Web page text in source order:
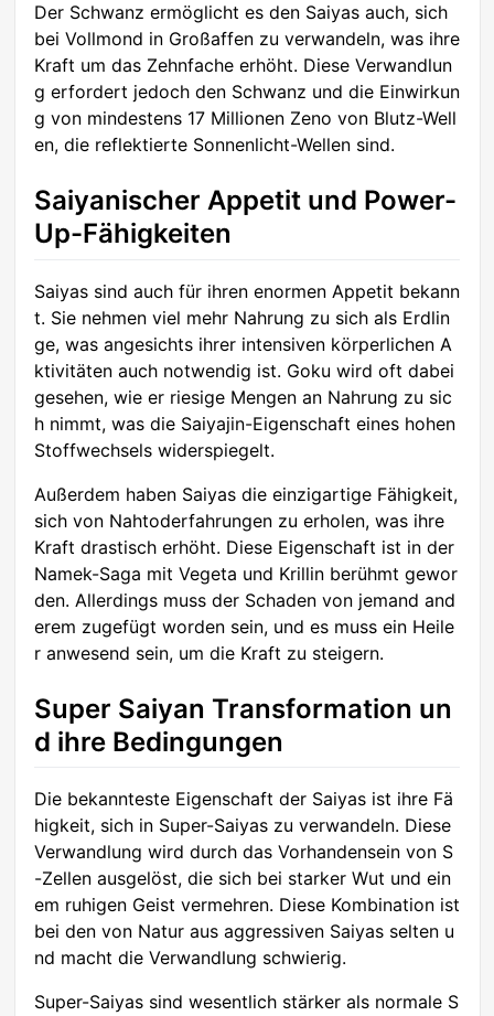
Der Schwanz ermöglicht es den Saiyas auch, sich
bei Vollmond in Großaffen zu verwandeln, was ihre
Kraft um das Zehnfache erhöht. Diese Verwandlun
g erfordert jedoch den Schwanz und die Einwirkun
g von mindestens 17 Millionen Zeno von Blutz-Well
en, die reflektierte Sonnenlicht-Wellen sind.
Saiyanischer Appetit und Power-
Up-Fähigkeiten
Saiyas sind auch für ihren enormen Appetit bekann
t. Sie nehmen viel mehr Nahrung zu sich als Erdlin
ge, was angesichts ihrer intensiven körperlichen A
ktivitäten auch notwendig ist. Goku wird oft dabei
gesehen, wie er riesige Mengen an Nahrung zu sic
h nimmt, was die Saiyajin-Eigenschaft eines hohen
Stoffwechsels widerspiegelt.
Außerdem haben Saiyas die einzigartige Fähigkeit,
sich von Nahtoderfahrungen zu erholen, was ihre
Kraft drastisch erhöht. Diese Eigenschaft ist in der
Namek-Saga mit Vegeta und Krillin berühmt gewor
den. Allerdings muss der Schaden von jemand and
erem zugefügt worden sein, und es muss ein Heile
r anwesend sein, um die Kraft zu steigern.
Super Saiyan Transformation un
d ihre Bedingungen
Die bekannteste Eigenschaft der Saiyas ist ihre Fä
higkeit, sich in Super-Saiyas zu verwandeln. Diese
Verwandlung wird durch das Vorhandensein von S
-Zellen ausgelöst, die sich bei starker Wut und ein
em ruhigen Geist vermehren. Diese Kombination ist
bei den von Natur aus aggressiven Saiyas selten u
nd macht die Verwandlung schwierig.
Super-Saiyas sind wesentlich stärker als normale S